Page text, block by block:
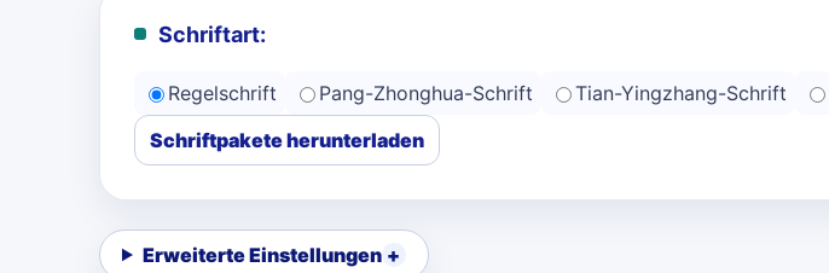
Schriftart:
Regelschrift Pang-Zhonghua-Schrift Tian-Yingzhang-Schrift
Schriftpakete herunterladen
Erweiterte Einstellungen